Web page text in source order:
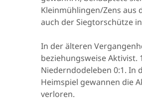
Kleinmühlingen/Zens aus
auch der Siegtorschütze
In der älteren
beziehungsweise Aktivist.
Niederndodeleben 0:1. In
Heimspiel gewannen die
verloren.